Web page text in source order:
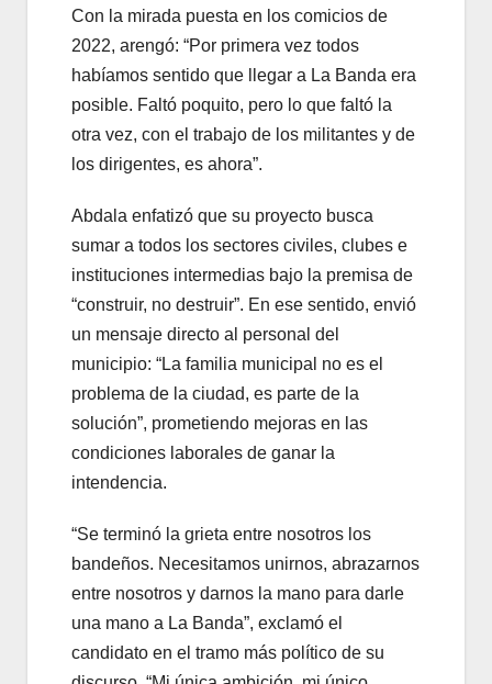
Con la mirada puesta en los comicios de
2022, arengó: “Por primera vez todos
habíamos sentido que llegar a La Banda era
posible. Faltó poquito, pero lo que faltó la
otra vez, con el trabajo de los militantes y de
los dirigentes, es ahora”.
Abdala enfatizó que su proyecto busca
sumar a todos los sectores civiles, clubes e
instituciones intermedias bajo la premisa de
“construir, no destruir”. En ese sentido, envió
un mensaje directo al personal del
municipio: “La familia municipal no es el
problema de la ciudad, es parte de la
solución”, prometiendo mejoras en las
condiciones laborales de ganar la
intendencia.
“Se terminó la grieta entre nosotros los
bandeños. Necesitamos unirnos, abrazarnos
entre nosotros y darnos la mano para darle
una mano a La Banda”, exclamó el
candidato en el tramo más político de su